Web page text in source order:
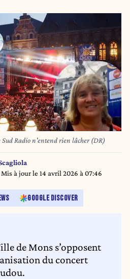
Radio n'entend rien lâcher (DR)
Mis à jour le 14 avril 2026 à 07:46
GOOGLE DISCOVER
de Mons s’opposent
du concert